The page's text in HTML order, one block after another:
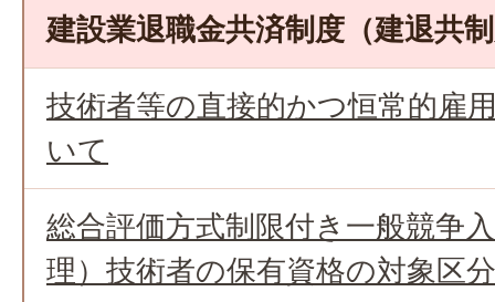
建設業退職金共済制度（建退共
技術者等の直接的かつ恒常的雇
いて
総合評価方式制限付き一般競争
理）技術者の保有資格の対象区